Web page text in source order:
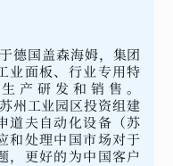
德国盖森海姆，集团
业面板、行业专用特
产研发和销售。
州工业园区投资组建
道夫自动化设备（苏
和处理中国市场对于
，更好的为中国客户